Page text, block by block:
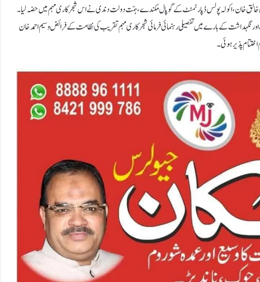
خالق خان ،اکولہ پولس ڈپارٹمنٹ کے گوپال مکندے ،ہمّت دولت دندی نے اس شجر کاری مہم میں حصّہ لیا۔
کے بارے میں تفصیلی رہنمائی فرمائی شجر کاری مہم تقریب کی نظامت کے فرائض وسیم احمد خان
پذیر ہوئی۔